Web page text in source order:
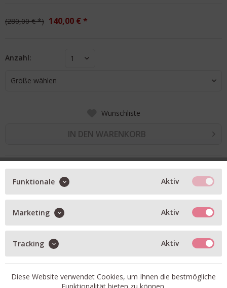
280,00 € * 140,00 € *
Anzahl: 1
Größe wählen
Wunschliste
IN DEN WARENKORB
BESCHREIBUNG
gefertigt aus weichem Wolljersey mit cleanem Finish
dunkelblau
Wrenna bietet eine weite Passform mit mittlerer Leibhöhe
Length 32
Funktionale Aktiv
Marketing Aktiv
Tracking Aktiv
Diese Website verwendet Cookies, um Ihnen die bestmögliche
Funktionalität bieten zu können.